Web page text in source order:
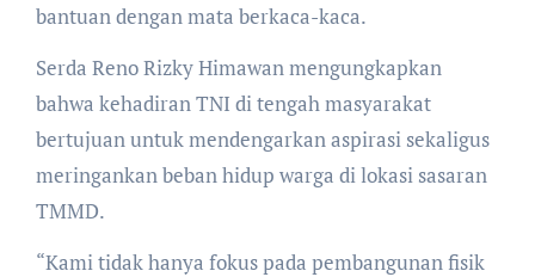
bantuan dengan mata berkaca-kaca.
​Serda Reno Rizky Himawan mengungkapkan
bahwa kehadiran TNI di tengah masyarakat
bertujuan untuk mendengarkan aspirasi sekaligus
meringankan beban hidup warga di lokasi sasaran
TMMD.
​“Kami tidak hanya fokus pada pembangunan fisik